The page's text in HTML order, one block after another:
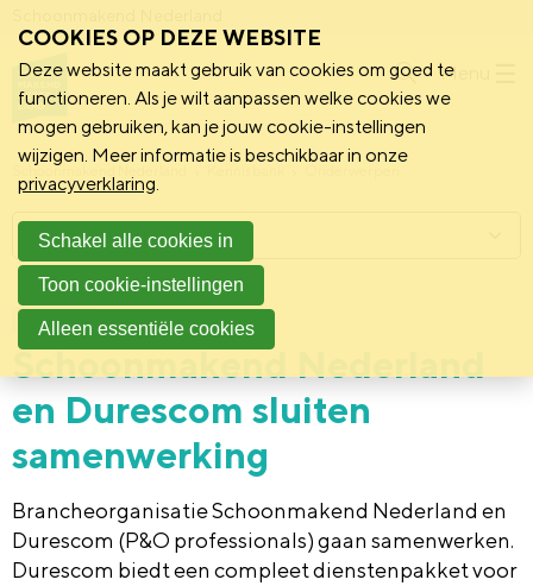
Menu
Schoonmakend Nederland
Vereniging 30 juli 2021
Schoonmakend Nederland
en Durescom sluiten
samenwerking
Brancheorganisatie Schoonmakend Nederland en
Durescom (P&O professionals) gaan samenwerken.
Durescom biedt een compleet dienstenpakket voor
Menu
COOKIES OP DEZE WEBSITE
Deze website maakt gebruik van cookies om goed te
functioneren. Als je wilt aanpassen welke cookies we
mogen gebruiken, kan je jouw cookie-instellingen
wijzigen. Meer informatie is beschikbaar in onze
privacyverklaring.
Schakel alle cookies in
Toon cookie-instellingen
Alleen essentiële cookies